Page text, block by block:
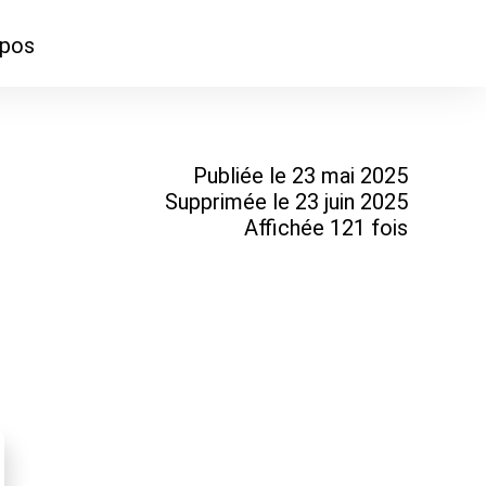
Publiée le 23 mai 2025
Supprimée le 23 juin 2025
Affichée 121 fois